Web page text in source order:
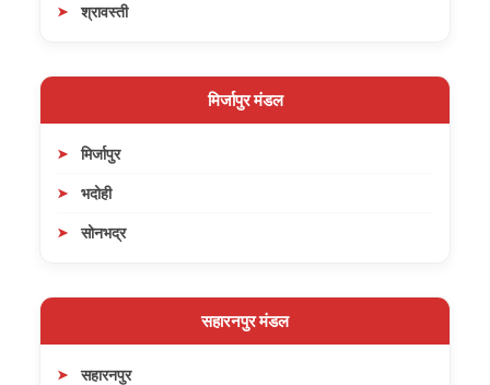
श्रावस्ती
मिर्जापुर मंडल
मिर्जापुर
भदोही
सोनभद्र
सहारनपुर मंडल
सहारनपुर